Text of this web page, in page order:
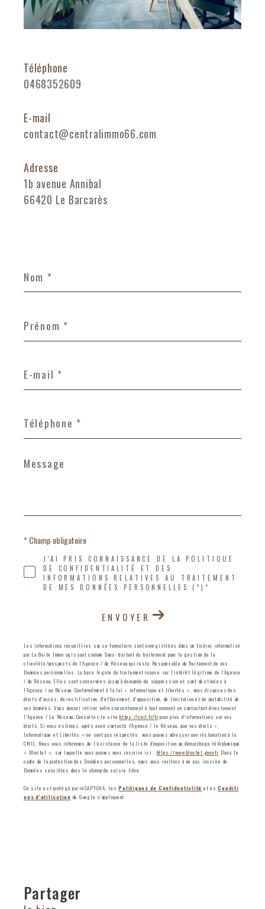
Téléphone
0468352609
E-mail
contact@centralimmo66.com
Adresse
1b avenue Annibal
66420 Le Barcarès
*
*
mail
*
*
Message
*
J'AI PRIS CONNAISSANCE DE LA POLITIQUE
DE CONFIDENTIALITÉ ET DES
INFORMATIONS RELATIVES AU TRAITEMENT
DE MES DONNÉES PERSONNELLES (*)*
* Champ obligatoire
ENVOYER
Les informations recueillies sur ce formulaire sont enregistrées dans un fichier informatisé
par La Boite Immo agissant comme Sous-traitant du traitement pour la gestion de la
clientèle/prospects de l'Agence / du Réseau qui reste Responsable du Traitement de vos
Données personnelles. La base légale du traitement repose sur l'intérêt légitime de l'Agence
/ du Réseau. Elles sont conservées jusqu'à demande de suppression et sont destinées à
l'Agence / au Réseau. Conformément à la loi « informatique et libertés », vous disposez des
droits d’accès, de rectification, d’effacement, d’opposition, de limitation et de portabilité de
vos données. Vous pouvez retirer votre consentement à tout moment en contactant directement
l’Agence / Le Réseau. Consultez le site https://cnil.fr/frpour plus d’informations sur vos
droits. Si vous estimez, après avoir contacté l'Agence / le Réseau, que vos droits «
Informatique et Libertés » ne sont pas respectés, vous pouvez adresser une réclamation à la
CNIL. Nous vous informons de l’existence de la liste d'opposition au démarchage téléphonique
« Bloctel », sur laquelle vous pouvez vous inscrire ici : https://www.bloctel.gouv.fr. Dans le
cadre de la protection des Données personnelles, nous vous invitons à ne pas inscrire de
Données sensibles dans le champ de saisie libre.
Ce site est protégé par reCAPTCHA, lesPolitiques de Confidentialité et esConditi
ons d'utilisation de Google s'appliquent.
partager